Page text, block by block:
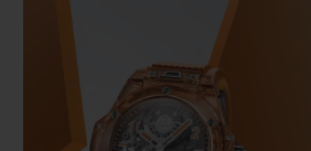
颗科技感十足的 Big Bang
属螺丝，更显迷人魅力。